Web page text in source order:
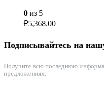
0 из 5
₽5,368.00
Подписывайтесь на
Получите всю последнюю
предложениях.